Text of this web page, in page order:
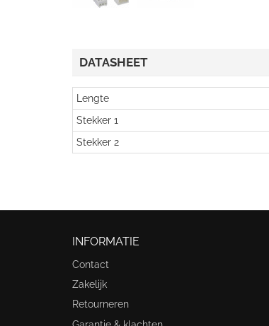
DATASHEET
Lengte
Stekker 1
Stekker 2
INFORMATIE
Contact
Zakelijk
Retourneren